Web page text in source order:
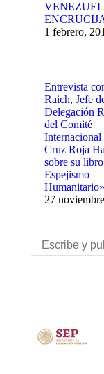
1 febrero,
Entrevista
Raich, Jefe
Delegación
del Comité
Internacional
Cruz Roja
sobre su
Espejismo
Humanitario»
27
Buscar: